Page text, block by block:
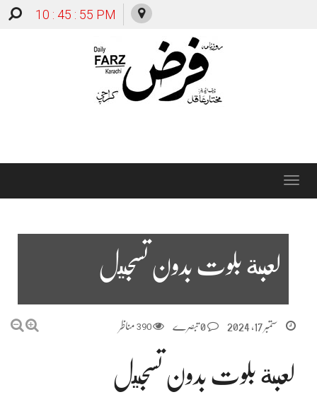
10 : 45 : 56 PM
Toggle
لعبة بلوت بدون تسجيل
ستمبر 17, 2024 390 مناظر
لعبة بلوت بدون تسجيل